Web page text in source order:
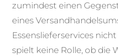
zumindest einen
eines
Essenslieferservices
spielt keine Rolle, ob die